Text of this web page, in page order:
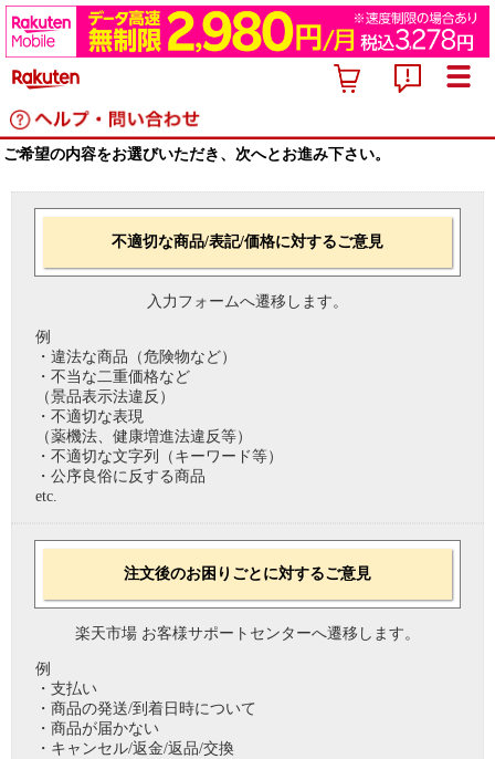
ご希望の内容をお選びいただき、次へとお進み下さい。
不適切な商品/表記/価格に対するご意見
入力フォームへ遷移します。
例
・違法な商品（危険物など）
・不当な二重価格など
（景品表示法違反）
・不適切な表現
（薬機法、健康増進法違反等）
・不適切な文字列（キーワード等）
・公序良俗に反する商品
etc.
注文後のお困りごとに対するご意見
楽天市場 お客様サポートセンターへ遷移します。
例
・支払い
・商品の発送/到着日時について
・商品が届かない
・キャンセル/返金/返品/交換